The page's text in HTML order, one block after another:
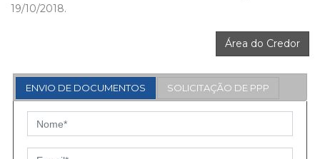
19/10/2018.
Área do Credor
ENVIO DE DOCUMENTOS SOLICITAÇÃO DE PPP